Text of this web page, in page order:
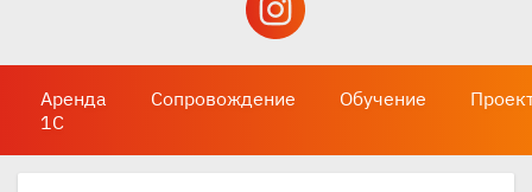
Аренда
1С
Сопровождение Обучение